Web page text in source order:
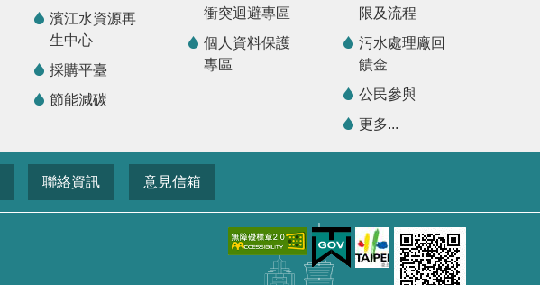
濱江水資源再
生中心
採購平臺
節能減碳
衝突迴避專區
個人資料保護
專區
限及流程
污水處理廠回
饋金
公民參與
更多...
聯絡資訊 意見信箱